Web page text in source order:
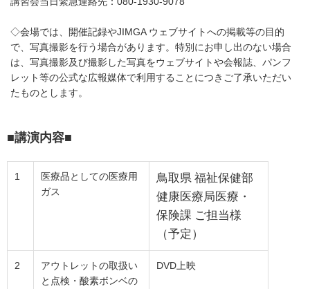
◇会場では、開催記録やJIMGA ウェブサイトへの掲載等の目的
で、写真撮影を行う場合があります。特別にお申し出のない場合
は、写真撮影及び撮影した写真をウェブサイトや会報誌、パンフ
レット等の公式な広報媒体で利用することにつきご了承いただい
たものとします。
■講演内容■
1
医療品としての医療用
ガス
鳥取県 福祉保健部
健康医療局医療・
保険課 ご担当様
（予定）
2
アウトレットの取扱い
と点検・酸素ボンベの
DVD上映